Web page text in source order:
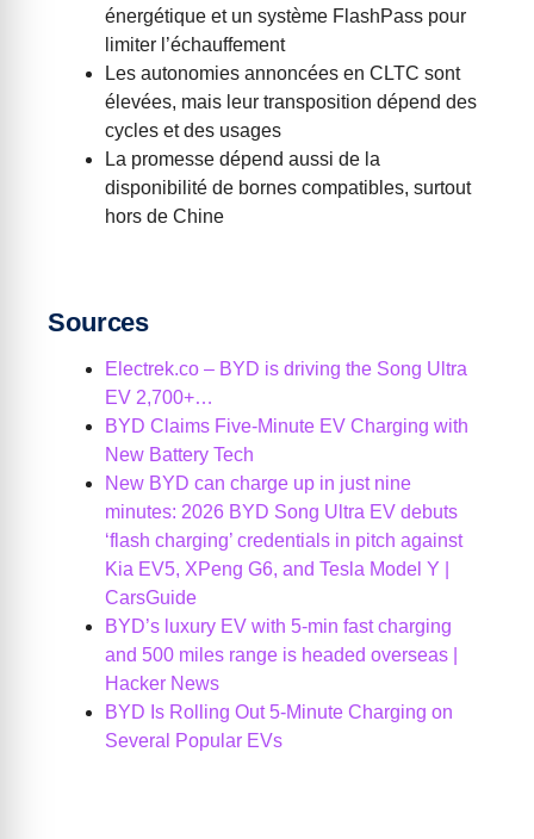
énergétique et un système FlashPass pour
limiter l’échauffement
Les autonomies annoncées en CLTC sont
élevées, mais leur transposition dépend des
cycles et des usages
La promesse dépend aussi de la
disponibilité de bornes compatibles, surtout
hors de Chine
Sources
Electrek.co – BYD is driving the Song Ultra
EV 2,700+…
BYD Claims Five-Minute EV Charging with
New Battery Tech
New BYD can charge up in just nine
minutes: 2026 BYD Song Ultra EV debuts
‘flash charging’ credentials in pitch against
Kia EV5, XPeng G6, and Tesla Model Y |
CarsGuide
BYD’s luxury EV with 5-min fast charging
and 500 miles range is headed overseas |
Hacker News
BYD Is Rolling Out 5-Minute Charging on
Several Popular EVs